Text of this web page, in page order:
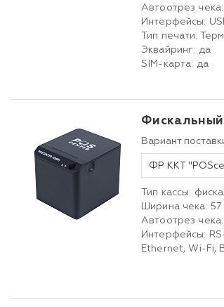
Автоотрез
Интерфейсы:
Тип печати:
Эквайринг: да
SIM-карта: да
Фискальный
Вариант
Тип кассы:
Ширина чека: 57
Автоотрез
Интерфейсы:
Ethernet, Wi-Fi,